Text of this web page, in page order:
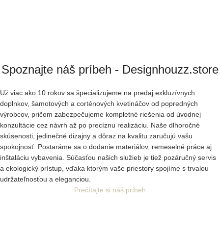
Spoznajte náš príbeh - Designhouzz.store
Už viac ako 10 rokov sa špecializujeme na predaj exkluzívnych
doplnkov, šamotových a corténových kvetináčov od popredných
výrobcov, pričom zabezpečujeme kompletné riešenia od úvodnej
konzultácie cez návrh až po precíznu realizáciu. Naše dlhoročné
skúsenosti, jedinečné dizajny a dôraz na kvalitu zaručujú vašu
spokojnosť. Postaráme sa o dodanie materiálov, remeselné práce aj
inštaláciu vybavenia. Súčasťou našich služieb je tiež pozáručný servis
a ekologický prístup, vďaka ktorým vaše priestory spojíme s trvalou
udržateľnosťou a eleganciou.
Prečítajte si náš príbeh